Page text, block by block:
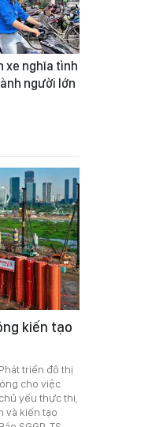
xe nghĩa tình
người lớn
kiến tạo
triển đô thị
cho việc
yếu thực thi,
và kiến tạo